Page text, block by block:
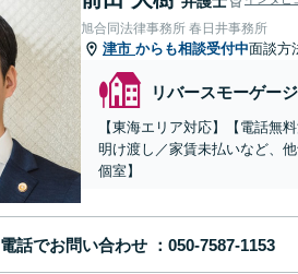
旭合同法律事務所 春日井事務所
津市 からも相談受付中面談方
リバースモーゲー
【東海エリア対応】【電話無
明け渡し／家賃未払いなど、
個室】
電話でお問い合わせ